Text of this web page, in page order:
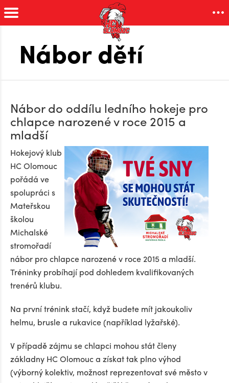
Nábor dětí
Nábor do oddílu ledního hokeje pro
chlapce narozené v roce 2015 a
mladší
Hokejový klub
HC Olomouc
pořádá ve
spolupráci s
Mateřskou
školou
Michalské
stromořadí
nábor pro chlapce narozené v roce 2015 a mladší.
Tréninky probíhají pod dohledem kvalifikovaných
trenérů klubu.
Na první trénink stačí, když budete mít jakoukoliv
helmu, brusle a rukavice (například lyžařské).
V případě zájmu se chlapci mohou stát členy
základny HC Olomouc a získat tak plno výhod
(výborný kolektiv, možnost reprezentovat své město v